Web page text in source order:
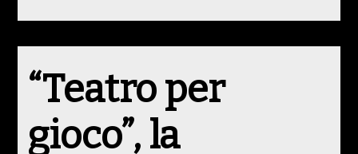
“Teatro per
gioco”, la